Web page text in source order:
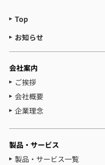
Top
お知らせ
会社案内
ご挨拶
会社概要
企業理念
製品・サービス
製品・サービス一覧